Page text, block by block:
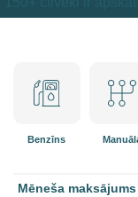
Benzīns
Mēneša maksājums